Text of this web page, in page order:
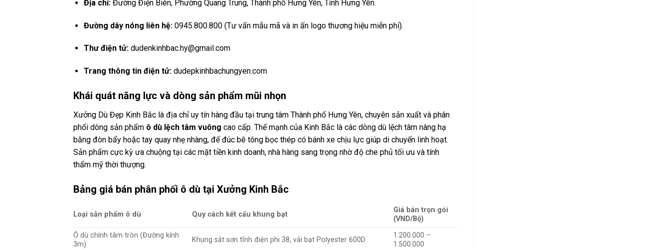
Địa chỉ:Đường Điện Biên, Phường Quang Trung, Thành phố Hưng Yên, Tỉnh Hưng Yên.
Đường dây nóng liên hệ:0945.800.800 (Tư vấn mẫu mã và in ấn logo thương hiệu miễn phí).
Thư điện tử:dudenkinhbac.hy@gmail.com
Trang thông tin điện tử:dudepkinhbachungyen.com
Khái quát năng lực và dòng sản phẩm mũi nhọn
Xưởng Dù Đẹp Kinh Bắc là địa chỉ uy tín hàng đầu tại trung tâm Thành phố Hưng Yên, chuyên sản xuất và phân
phối dòng sản phẩm ô dù lệch tâm vuông cao cấp. Thế mạnh của Kinh Bắc là các dòng dù lệch tâm nâng hạ
bằng đòn bẩy hoặc tay quay nhẹ nhàng, đế đúc bê tông bọc thép có bánh xe chịu lực giúp di chuyển linh hoạt.
Sản phẩm cực kỳ ưa chuộng tại các mặt tiền kinh doanh, nhà hàng sang trọng nhờ độ che phủ tối ưu và tính
thẩm mỹ thời thượng.
Bảng giá bán phân phối ô dù tại Xưởng Kinh Bắc
Loại sản phẩm ô dù Quy cách kết cấu khung bạt
Giá bán trọn gói
(VND/Bộ)
Ô dù chính tâm tròn (Đường kính
3m)
Khung sắt sơn tĩnh điện phi 38, vải bạt Polyester 600D
1.200.000 –
1.500.000